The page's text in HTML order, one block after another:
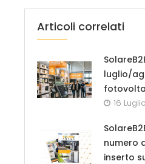
Articoli correlati
luglio/
16
numero
inserto